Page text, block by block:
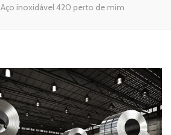
Aço inoxidável 420 perto de mim